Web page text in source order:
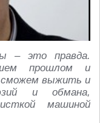
– это правда.
прошлом и
выжить и
и обмана,
машиной